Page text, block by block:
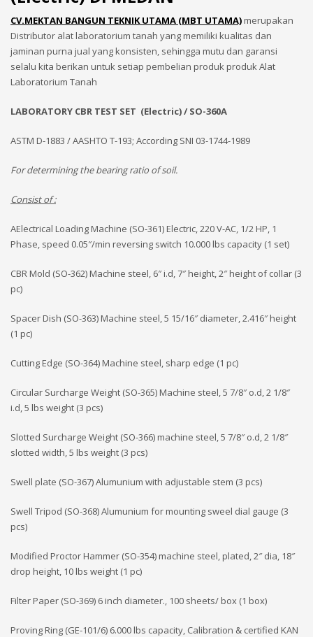
CV.MEKTAN BANGUN TEKNIK UTAMA (MBT UTAMA)merupakan
Distributor alat laboratorium tanah yang memiliki kualitas dan
jaminan purna jual yang konsisten, sehingga mutu dan garansi
selalu kita berikan untuk setiap pembelian produk produk Alat
Laboratorium Tanah
LABORATORY CBR TEST SET (Electric) / SO-360A
ASTM D-1883 / AASHTO T-193; According SNI 03-1744-1989
For determining the bearing ratio of soil.
Consist of :
AElectrical Loading Machine (SO-361) Electric, 220 V-AC, 1/2 HP, 1
Phase, speed 0.05″/min reversing switch 10.000 lbs capacity (1 set)
CBR Mold (SO-362) Machine steel, 6″ i.d, 7″ height, 2″ height of collar (3
pc)
Spacer Dish (SO-363) Machine steel, 5 15/16″ diameter, 2.416″ height
(1 pc)
Cutting Edge (SO-364) Machine steel, sharp edge (1 pc)
Circular Surcharge Weight (SO-365) Machine steel, 5 7/8″ o.d, 2 1/8″
i.d, 5 lbs weight (3 pcs)
Slotted Surcharge Weight (SO-366) machine steel, 5 7/8″ o.d, 2 1/8″
slotted width, 5 lbs weight (3 pcs)
Swell plate (SO-367) Alumunium with adjustable stem (3 pcs)
Swell Tripod (SO-368) Alumunium for mounting sweel dial gauge (3
pcs)
Modified Proctor Hammer (SO-354) machine steel, plated, 2″ dia, 18″
drop height, 10 lbs weight (1 pc)
Filter Paper (SO-369) 6 inch diameter., 100 sheets/ box (1 box)
Proving Ring (GE-101/6) 6.000 lbs capacity, Calibration & certified KAN